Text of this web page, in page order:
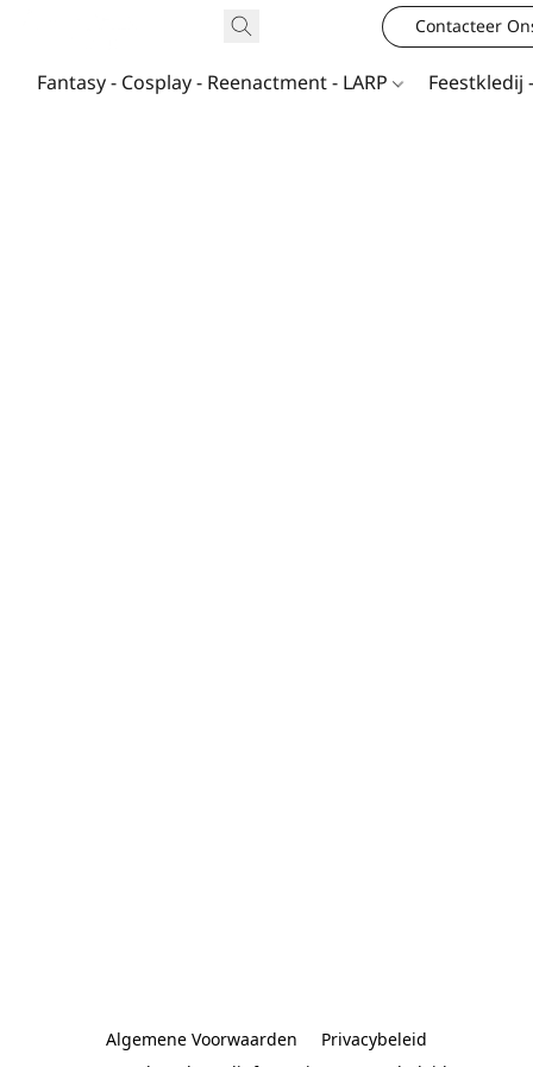
Contacteer
Fantasy - Cosplay - Reenactment - LARP Feestkledij
Algemene Voorwaarden
Privacybeleid